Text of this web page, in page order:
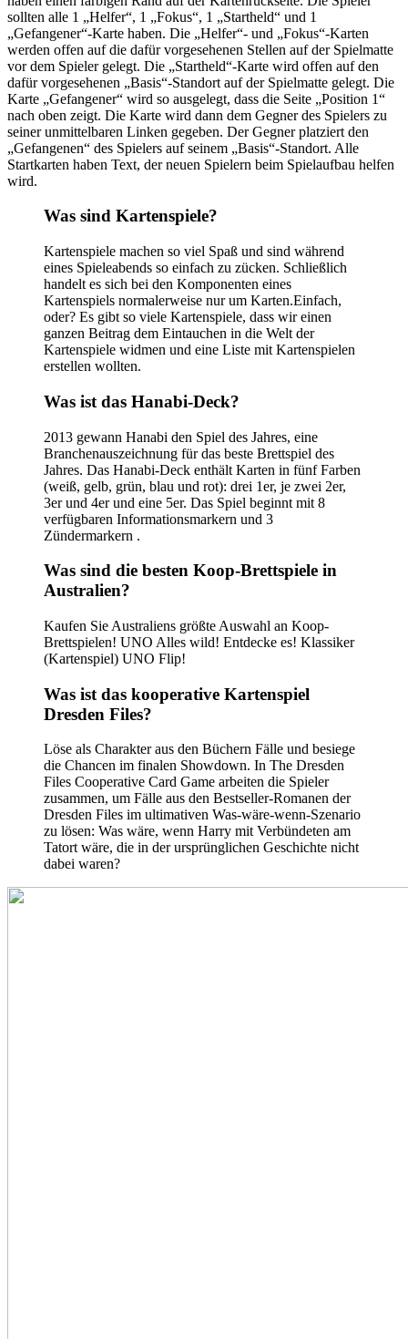
sollten alle 1 „Helfer“, 1 „Fokus“, 1 „Startheld“ und 1
„Gefangener“-Karte haben. Die „Helfer“- und „Fokus“-Karten
werden offen auf die dafür vorgesehenen Stellen auf der Spielmatte
vor dem Spieler gelegt. Die „Startheld“-Karte wird offen auf den
dafür vorgesehenen „Basis“-Standort auf der Spielmatte gelegt. Die
Karte „Gefangener“ wird so ausgelegt, dass die Seite „Position 1“
nach oben zeigt. Die Karte wird dann dem Gegner des Spielers zu
seiner unmittelbaren Linken gegeben. Der Gegner platziert den
„Gefangenen“ des Spielers auf seinem „Basis“-Standort. Alle
Startkarten haben Text, der neuen Spielern beim Spielaufbau helfen
wird.
Was sind Kartenspiele?
Kartenspiele machen so viel Spaß und sind während
eines Spieleabends so einfach zu zücken. Schließlich
handelt es sich bei den Komponenten eines
Kartenspiels normalerweise nur um Karten.Einfach,
oder? Es gibt so viele Kartenspiele, dass wir einen
ganzen Beitrag dem Eintauchen in die Welt der
Kartenspiele widmen und eine Liste mit Kartenspielen
erstellen wollten.
Was ist das Hanabi-Deck?
2013 gewann Hanabi den Spiel des Jahres, eine
Branchenauszeichnung für das beste Brettspiel des
Jahres. Das Hanabi-Deck enthält Karten in fünf Farben
(weiß, gelb, grün, blau und rot): drei 1er, je zwei 2er,
3er und 4er und eine 5er. Das Spiel beginnt mit 8
verfügbaren Informationsmarkern und 3
Zündermarkern .
Was sind die besten Koop-Brettspiele in
Australien?
Kaufen Sie Australiens größte Auswahl an Koop-
Brettspielen! UNO Alles wild! Entdecke es! Klassiker
(Kartenspiel) UNO Flip!
Was ist das kooperative Kartenspiel
Dresden Files?
Löse als Charakter aus den Büchern Fälle und besiege
die Chancen im finalen Showdown. In The Dresden
Files Cooperative Card Game arbeiten die Spieler
zusammen, um Fälle aus den Bestseller-Romanen der
Dresden Files im ultimativen Was-wäre-wenn-Szenario
zu lösen: Was wäre, wenn Harry mit Verbündeten am
Tatort wäre, die in der ursprünglichen Geschichte nicht
dabei waren?